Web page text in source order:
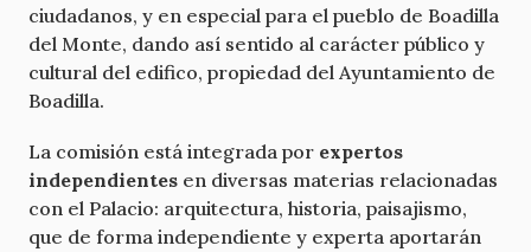
ciudadanos, y en especial para el pueblo de Boadilla
del Monte, dando así sentido al carácter público y
cultural del edifico, propiedad del Ayuntamiento de
Boadilla.
La comisión está integrada por expertos
independientes en diversas materias relacionadas
con el Palacio: arquitectura, historia, paisajismo,
que de forma independiente y experta aportarán